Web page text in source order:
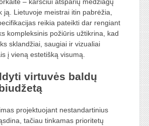
ją. Lietuvoje meistrai itin pabrėžia,
reikia pateikti dar rengiant
kompleksinis požiūris užtikrina, kad
sklandžiai, saugiai ir vizualiai
į vieną estetišką visumą.
virtuvės baldų
projektuojant nestandartinius
tačiau tinkamas prioritetų